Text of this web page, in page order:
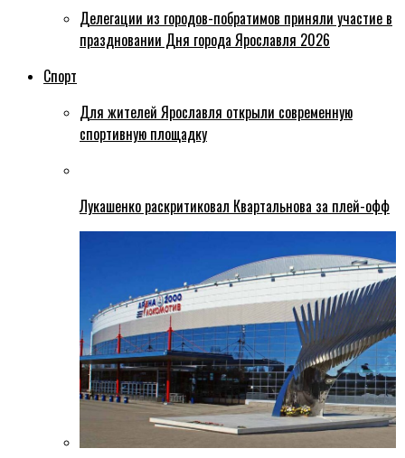
Делегации из городов-побратимов приняли участие в
праздновании Дня города Ярославля 2026
Спорт
Для жителей Ярославля открыли современную
спортивную площадку
Лукашенко раскритиковал Квартальнова за плей-офф